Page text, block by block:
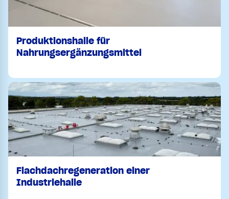
Produktionshalle für
Nahrungsergänzungsmittel
Flachdachregeneration einer
Industriehalle